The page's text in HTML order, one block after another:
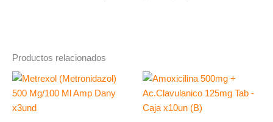
Productos relacionados